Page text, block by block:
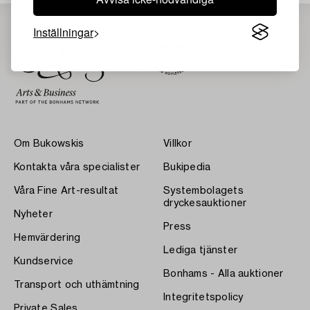
Inställningar
Om Bukowskis
Kontakta våra specialister
Våra Fine Art-resultat
Nyheter
Hemvärdering
Kundservice
Transport och uthämtning
Villkor
Bukipedia
Systembolagets
dryckesauktioner
Press
Lediga tjänster
Bonhams - Alla auktioner
Integritetspolicy